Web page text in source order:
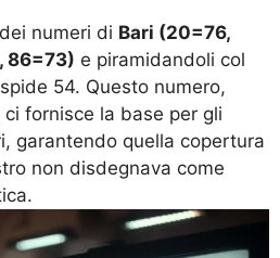
numeri di Bari (20=76,
86=73) e piramidandoli col
54. Questo numero,
fornisce la base per gli
garantendo quella copertura
non disdegnava come